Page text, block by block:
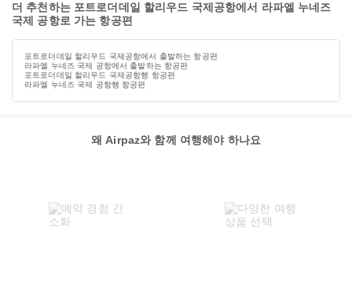
더 추천하는 포트로더데일 할리우드 국제공항에서 라파엘 누네즈
국제 공항로 가는 항공편
포트로더데일 할리우드 국제공항에서 출발하는 항공편
라파엘 누네즈 국제 공항에서 출발하는 항공편
포트로더데일 할리우드 국제공항행 항공편
라파엘 누네즈 국제 공항행 항공편
왜 Airpaz와 함께 여행해야 하나요